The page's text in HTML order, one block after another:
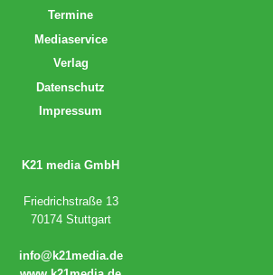
Termine
Mediaservice
Verlag
Datenschutz
Impressum
K21 media GmbH
Friedrichstraße 13
70174 Stuttgart
info@k21media.de